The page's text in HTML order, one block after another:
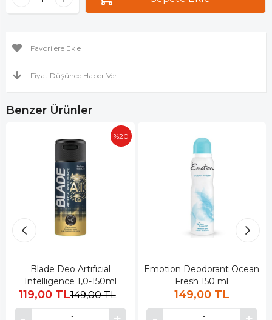
Favorilere Ekle
Fiyat Düşünce Haber Ver
Benzer Ürünler
Blade Deo Artıfıcıal
Intellıgence 1,0-150ml
119,00 TL149,00 TL
%20
Emotion Deodorant Ocean
Fresh 150 ml
149,00 TL